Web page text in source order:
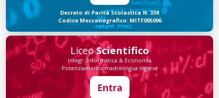
Decreto di Parità Scolastica N. 338
Codice Meccanografico: MITF005006
LiceoScientifico
Integr. Informatica & Economia
Potenziamento madrelingua Inglese
Entra